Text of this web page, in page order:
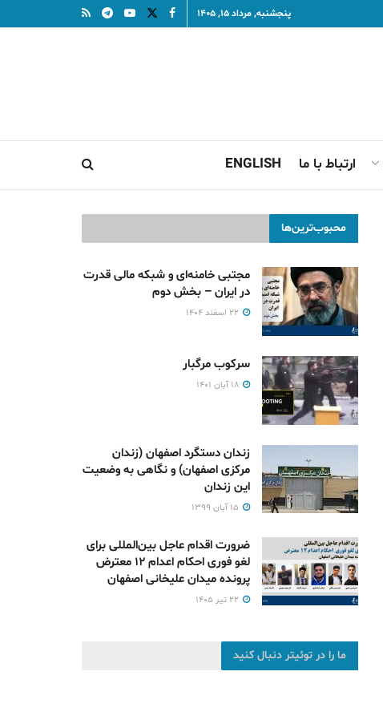
پنجشنبه, مرداد ۱۵, ۱۴۰۵
ارتباط با ما ENGLISH
محبوب‌ترین‌ها
مجتبی خامنه‌ای و شبکه مالی قدرت
در ایران – بخش دوم
سرکوب مرگبار
زندان دستگرد اصفهان (زندان
مرکزی اصفهان) و نگاهی به وضعیت
این زندان
ضرورت اقدام عاجل بین‌المللی برای
لغو فوری احکام اعدام ۱۲ معترض
پرونده میدان علیخانی اصفهان
ما را در توئیتر دنبال کنید